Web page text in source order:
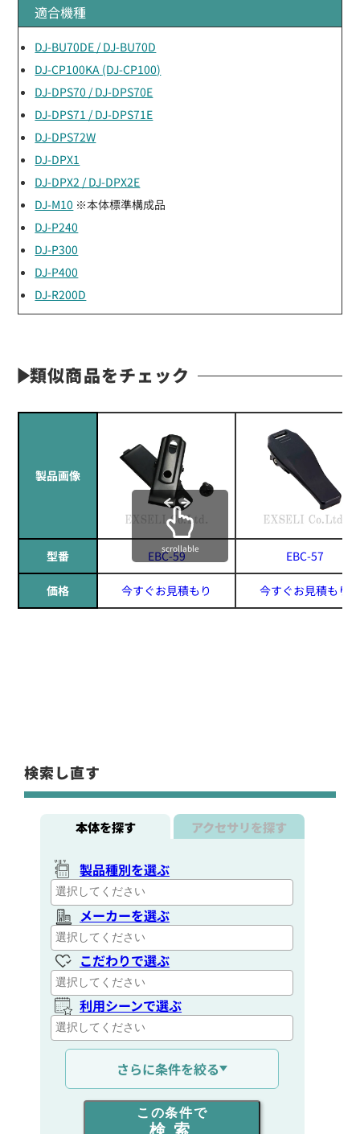
適合機種
DJ-BU70DE / DJ-BU70D
DJ-CP100KA (DJ-CP100)
DJ-DPS70 / DJ-DPS70E
DJ-DPS71 / DJ-DPS71E
DJ-DPS72W
DJ-DPX1
DJ-DPX2 / DJ-DPX2E
DJ-M10 ※本体標準構成品
DJ-P240
DJ-P300
DJ-P400
DJ-R200D
類似商品をチェック
製品画像
型番 EBC-59 EBC-57
価格 今すぐお見積もり 今すぐお見積もり
scrollable
検索し直す
本体を探す アクセサリを探す
製品種別を選ぶ
メーカーを選ぶ
こだわりで選ぶ
利用シーンで選ぶ
通信距離を選ぶ
出力を選ぶ
さらに条件を絞る
この条件で
検索